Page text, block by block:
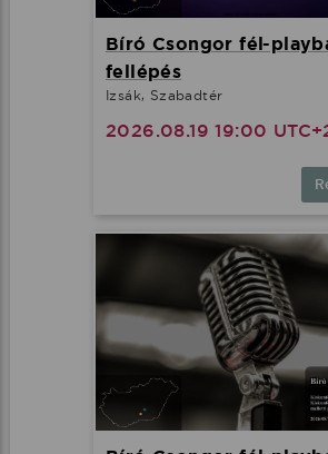
Bíró Csongor fél-
fellépés
Izsák, Szabadtér
2026.08.19 19:00